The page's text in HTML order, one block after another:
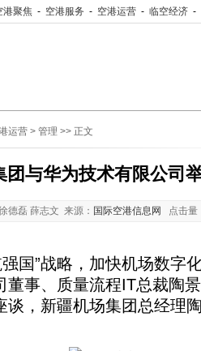
港聚焦 - 空港服务 - 空港运营 - 临空经济 -
运营 > 管理 >> 正文
团与华为技术有限公司
德磊 薛志文 来源： 国际空港信息网 点击量
”战略，加快机场数字
董事、质量流程IT总裁陶
谈，新疆机场集团总经理